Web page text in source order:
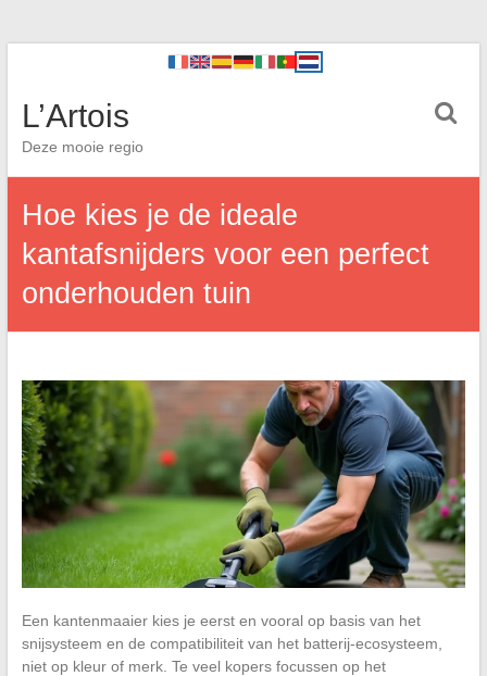
L’Artois
Deze mooie regio
Hoe kies je de ideale
kantafsnijders voor een perfect
onderhouden tuin
Een kantenmaaier kies je eerst en vooral op basis van het
snijsysteem en de compatibiliteit van het batterij-ecosysteem,
niet op kleur of merk. Te veel kopers focussen op het